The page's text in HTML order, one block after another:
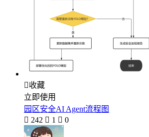
收藏
立即使用
园区安全AI Agent流程图
 242  1  0